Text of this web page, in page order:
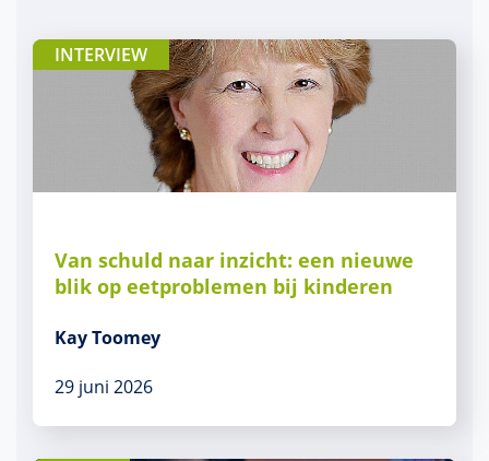
INTERVIEW
Van schuld naar inzicht: een nieuwe
blik op eetproblemen bij kinderen
Kay Toomey
29 juni 2026